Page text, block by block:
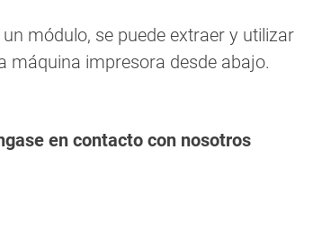
módulo, se puede extraer y utilizar
máquina impresora desde abajo.
en contacto con nosotros